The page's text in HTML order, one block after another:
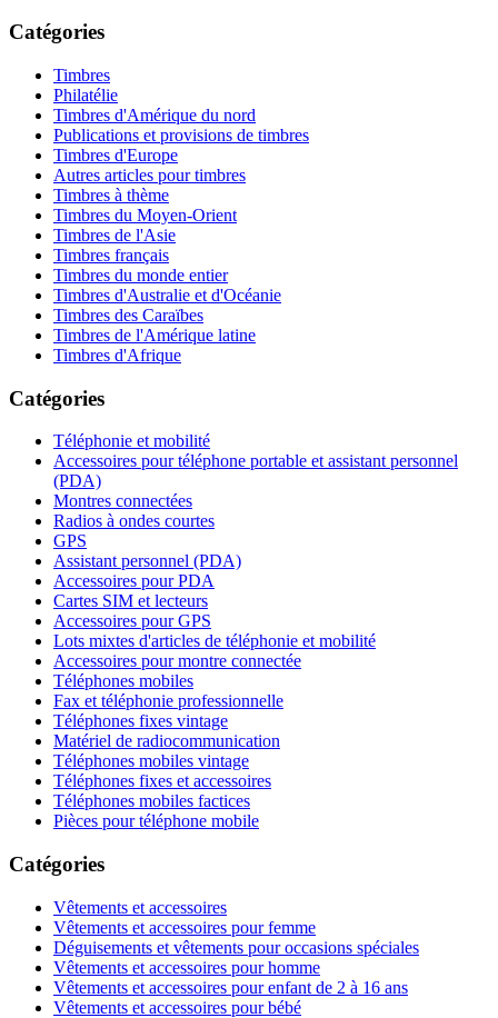
Catégories
Timbres
Philatélie
Timbres d'Amérique du nord
Publications et provisions de timbres
Timbres d'Europe
Autres articles pour timbres
Timbres à thème
Timbres du Moyen-Orient
Timbres de l'Asie
Timbres français
Timbres du monde entier
Timbres d'Australie et d'Océanie
Timbres des Caraïbes
Timbres de l'Amérique latine
Timbres d'Afrique
Catégories
Téléphonie et mobilité
Accessoires pour téléphone portable et assistant personnel
(PDA)
Montres connectées
Radios à ondes courtes
GPS
Assistant personnel (PDA)
Accessoires pour PDA
Cartes SIM et lecteurs
Accessoires pour GPS
Lots mixtes d'articles de téléphonie et mobilité
Accessoires pour montre connectée
Téléphones mobiles
Fax et téléphonie professionnelle
Téléphones fixes vintage
Matériel de radiocommunication
Téléphones mobiles vintage
Téléphones fixes et accessoires
Téléphones mobiles factices
Pièces pour téléphone mobile
Catégories
Vêtements et accessoires
Vêtements et accessoires pour femme
Déguisements et vêtements pour occasions spéciales
Vêtements et accessoires pour homme
Vêtements et accessoires pour enfant de 2 à 16 ans
Vêtements et accessoires pour bébé